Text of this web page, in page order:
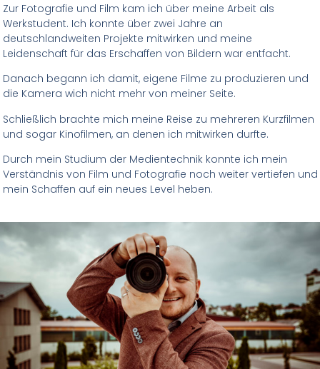
Zur Fotografie und Film kam ich über meine Arbeit als
Werkstudent. Ich konnte über zwei Jahre an
deutschlandweiten Projekte mitwirken und meine
Leidenschaft für das Erschaffen von Bildern war entfacht.
Danach begann ich damit, eigene Filme zu produzieren und
die Kamera wich nicht mehr von meiner Seite.
Schließlich brachte mich meine Reise zu mehreren Kurzfilmen
und sogar Kinofilmen, an denen ich mitwirken durfte.
Durch mein Studium der Medientechnik konnte ich mein
Verständnis von Film und Fotografie noch weiter vertiefen und
mein Schaffen auf ein neues Level heben.